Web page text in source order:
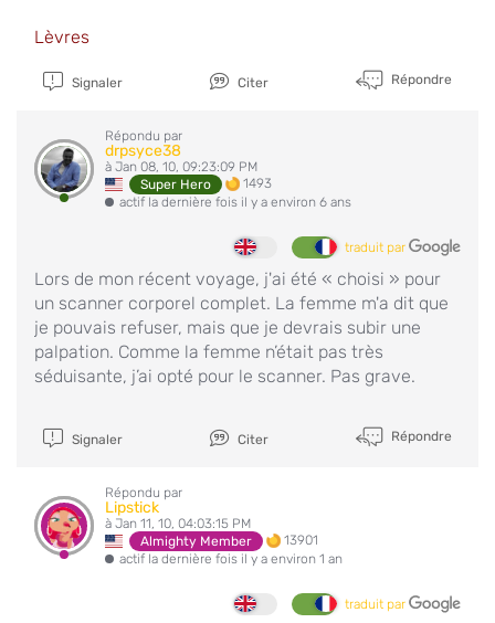
Lèvres
Signaler Citer Répondre
Répondu par
drpsyce38
à Jan 08, 10, 09:23:09 PM
Super Hero
1493
actif la dernière fois il y a environ 6 ans
traduit par
Lors de mon récent voyage, j'ai été « choisi » pour
un scanner corporel complet. La femme m'a dit que
je pouvais refuser, mais que je devrais subir une
palpation. Comme la femme n’était pas très
séduisante, j’ai opté pour le scanner. Pas grave.
Signaler Citer Répondre
Répondu par
Lipstick
à Jan 11, 10, 04:03:15 PM
Almighty Member
13901
actif la dernière fois il y a environ 1 an
traduit par